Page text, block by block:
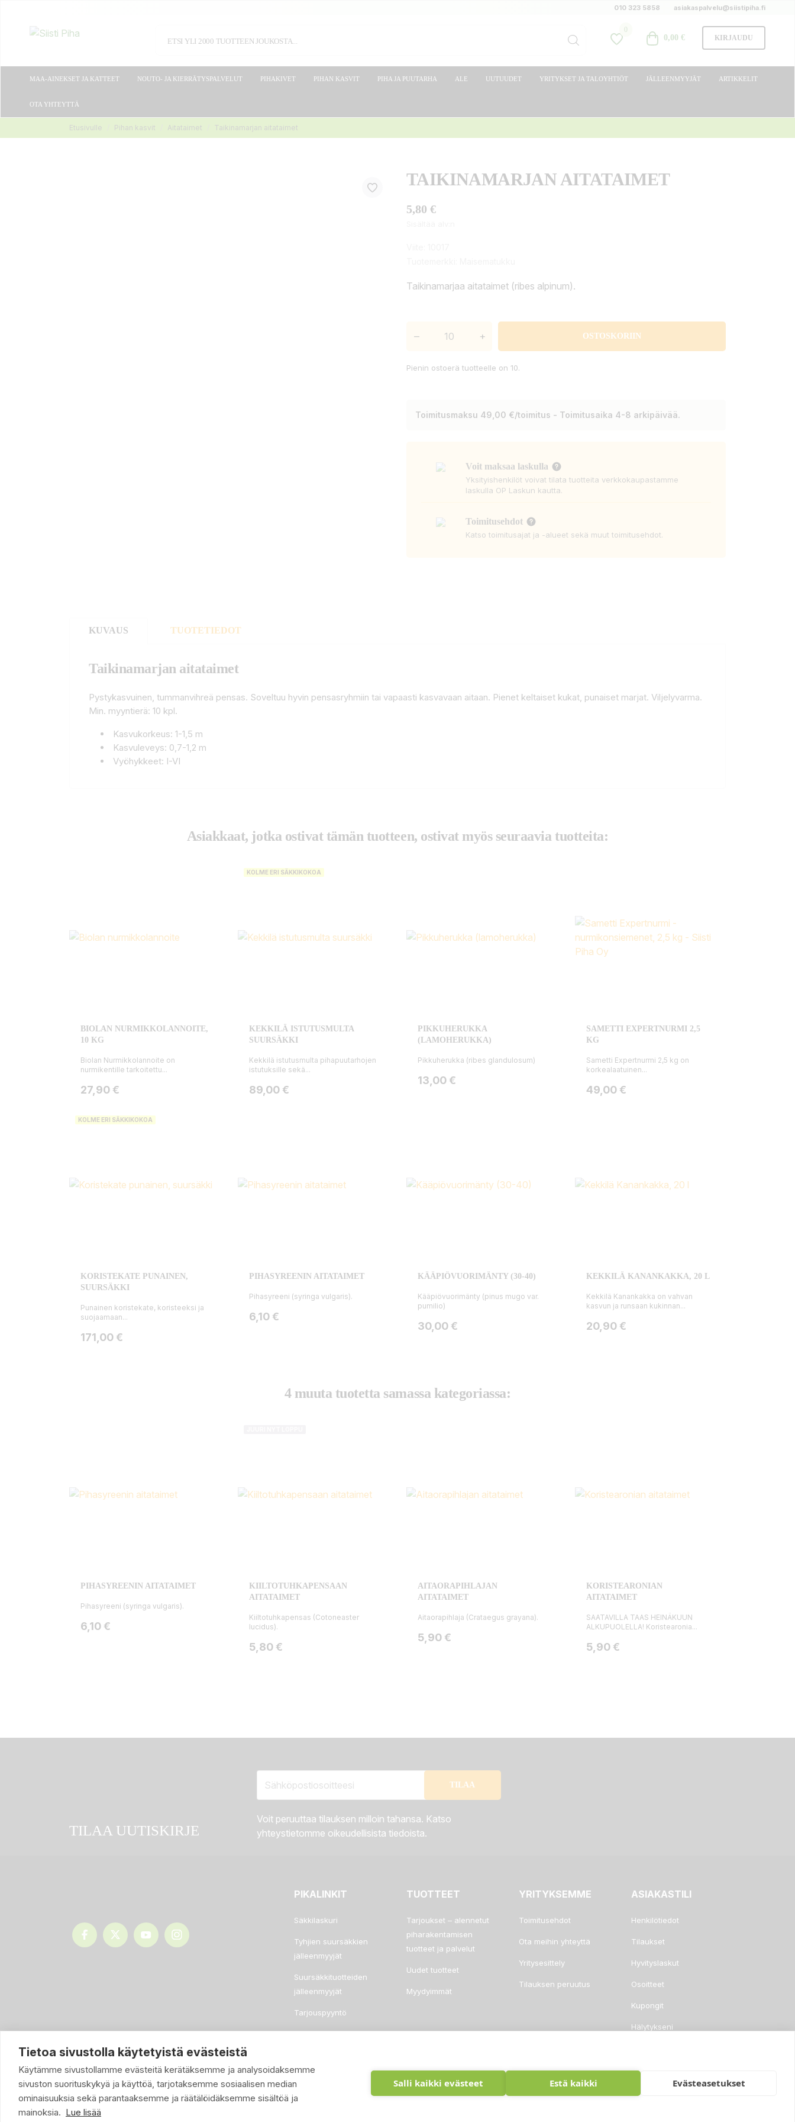
Tietoa sivustolla käytetyistä evästeistä
Käytämme sivustollamme evästeitä kerätäksemme ja analysoidaksemme
sivuston suorituskykyä ja käyttöä, tarjotaksemme sosiaalisen median
ominaisuuksia sekä parantaaksemme ja räätälöidäksemme sisältöä ja
mainoksia. Lue lisää
Salli kaikki evästeet Estä kaikki Evästeasetukset
010 323 5858 asiakaspalvelu@siistipiha.fi
0
0,00 € KIRJAUDU
MAA-AINEKSET JA KATTEET NOUTO- JA KIERRÄTYSPALVELUT PIHAKIVET PIHAN KASVIT PIHA JA PUUTARHA ALE UUTUUDET YRITYKSET JA TALOYHTIÖT JÄLLEENMYYJÄT ARTIKKELIT
OTA YHTEYTTÄ
Etusivulle Pihan kasvit Aitataimet Taikinamarjan aitataimet
TAIKINAMARJAN AITATAIMET
5,80 €
Taikinamarjaa aitataimet (ribes alpinum).
– + OSTOSKORIIN
Pienin ostoerä tuotteelle on 10.
Toimitusmaksu 49,00 €/toimitus - Toimitusaika 4-8 arkipäivää.
Voit maksaa laskulla
Yksityishenkilöt voivat tilata tuotteita verkkokaupastamme
laskulla OP Laskun kautta.
Toimitusehdot
Katso toimitusajat ja -alueet sekä muut toimitusehdot.
KUVAUS TUOTETIEDOT
Taikinamarjan aitataimet
Pystykasvuinen, tummanvihreä pensas. Soveltuu hyvin pensasryhmiin tai vapaasti kasvavaan aitaan. Pienet keltaiset kukat, punaiset marjat. Viljelyvarma.
Min. myyntierä: 10 kpl.
Kasvukorkeus: 1-1,5 m
Kasvuleveys: 0,7-1,2 m
Vyöhykkeet: I-VI
Asiakkaat, jotka ostivat tämän tuotteen, ostivat myös seuraavia tuotteita:
BIOLAN NURMIKKOLANNOITE,
10 KG
Biolan Nurmikkolannoite on
nurmikentille tarkoitettu...
Hinta
27,90 €
KOLME ERI SÄKKIKOKOA
KEKKILÄ ISTUTUSMULTA
SUURSÄKKI
Kekkilä istutusmulta pihapuutarhojen
istutuksille sekä...
Hinta
89,00 €
PIKKUHERUKKA
(LAMOHERUKKA)
Pikkuherukka (ribes glandulosum)
Hinta
13,00 €
SAMETTI EXPERTNURMI 2,5
KG
Sametti Expertnurmi 2,5 kg on
korkealaatuinen...
Hinta
49,00 €
KOLME ERI SÄKKIKOKOA
KORISTEKATE PUNAINEN,
SUURSÄKKI
Punainen koristekate, koristeeksi ja
suojaamaan...
Hinta
171,00 €
PIHASYREENIN AITATAIMET
Pihasyreeni (syringa vulgaris).
Hinta
6,10 €
KÄÄPIÖVUORIMÄNTY (30-40)
Kääpiövuorimänty (pinus mugo var.
pumilio)
Hinta
30,00 €
KEKKILÄ KANANKAKKA, 20 L
Kekkilä Kanankakka on vahvan
kasvun ja runsaan kukinnan...
Hinta
20,90 €
4 muuta tuotetta samassa kategoriassa:
PIHASYREENIN AITATAIMET
Pihasyreeni (syringa vulgaris).
Hinta
6,10 €
KIILTOTUHKAPENSAAN
AITATAIMET
Kiiltotuhkapensas (Cotoneaster
lucidus).
Hinta
5,80 €
AITAORAPIHLAJAN
AITATAIMET
Aitaorapihlaja (Crataegus grayana).
Hinta
5,90 €
KORISTEARONIAN
AITATAIMET
SAATAVILLA TAAS HEINÄKUUN
ALKUPUOLELLA! Koristearonia...
Hinta
5,90 €
TILAA UUTISKIRJE
Voit peruuttaa tilauksen milloin tahansa. Katso
yhteystietomme oikeudellisista tiedoista.
PIKALINKIT
Säkkilaskuri
Tyhjien suursäkkien
jälleenmyyjät
Suursäkkituotteiden
jälleenmyyjät
Tarjouspyyntö
Usein kysyttyä
TUOTTEET
Tarjoukset – alennetut
piharakentamisen
tuotteet ja palvelut
Uudet tuotteet
Myydyimmät
YRITYKSEMME
Toimitusehdot
Ota meihin yhteyttä
Yritysesittely
Tilauksen peruutus
ASIAKASTILI
Henkilötiedot
Tilaukset
Hyvityslaskut
Osoitteet
Kupongit
Hälytykseni